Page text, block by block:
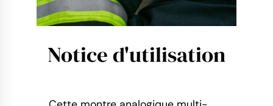
Notice d'utilisation